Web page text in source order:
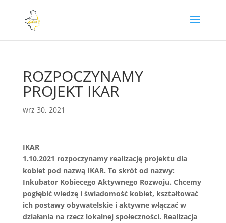
ROZPOCZYNAMY
PROJEKT IKAR
wrz 30, 2021
IKAR
1.10.2021 rozpoczynamy realizację projektu dla
kobiet pod nazwą IKAR. To skrót od nazwy:
Inkubator Kobiecego Aktywnego Rozwoju. Chcemy
pogłębić wiedzę i świadomość kobiet, kształtować
ich postawy obywatelskie i aktywne włączać w
działania na rzecz lokalnej społeczności. Realizacja